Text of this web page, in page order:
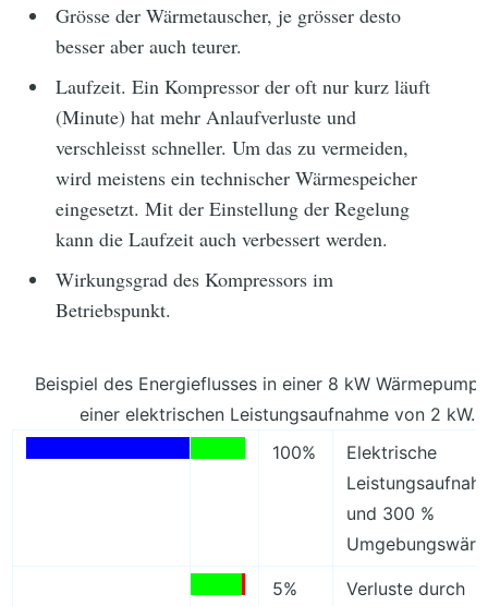
Grösse der Wärmetauscher, je grösser desto
besser aber auch teurer.
Laufzeit. Ein Kompressor der oft nur kurz läuft
(Minute) hat mehr Anlaufverluste und
verschleisst schneller. Um das zu vermeiden,
wird meistens ein technischer Wärmespeicher
eingesetzt. Mit der Einstellung der Regelung
kann die Laufzeit auch verbessert werden.
Wirkungsgrad des Kompressors im
Betriebspunkt.
Beispiel des Energieflusses in einer 8 kW
einer elektrischen Leistungsaufnahme von 2 kW.
100%
Elektrische
und 300 %
5%
Verluste durch